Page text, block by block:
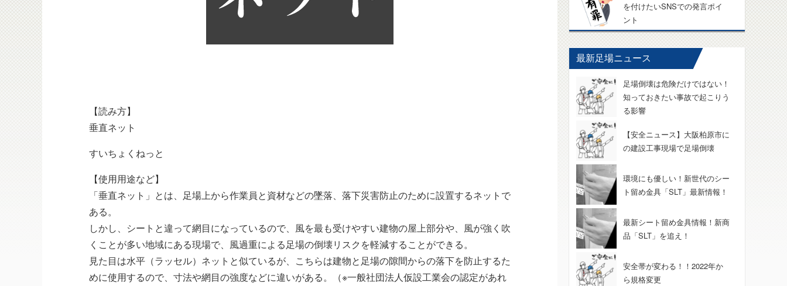
【読み方】
垂直ネット
すいちょくねっと
【使用用途など】
「垂直ネット」とは、足場上から作業員と資材などの墜落、落下災害防止のために設置するネットで
ある。
しかし、シートと違って網目になっているので、風を最も受けやすい建物の屋上部分や、風が強く吹
くことが多い地域にある現場で、風過重による足場の倒壊リスクを軽減することができる。
見た目は水平（ラッセル）ネットと似ているが、こちらは建物と足場の隙間からの落下を防止するた
めに使用するので、寸法や網目の強度などに違いがある。（※一般社団法人仮設工業会の認定があれ
を付けたいSNSでの発言ポイ
ント
最新足場ニュース
足場倒壊は危険だけではない！
知っておきたい事故で起こりう
る影響
【安全ニュース】大阪柏原市に
の建設工事現場で足場倒壊
環境にも優しい！新世代のシー
ト留め金具「SLT」最新情報！
最新シート留め金具情報！新商
品「SLT」を追え！
安全帯が変わる！！2022年か
ら規格変更